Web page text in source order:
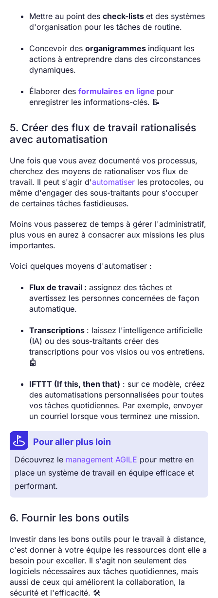
Mettre au point des check-lists et des systèmes
d'organisation pour les tâches de routine.
Concevoir des organigrammes indiquant les
actions à entreprendre dans des circonstances
dynamiques.
Élaborer des formulaires en ligne pour
enregistrer les informations-clés. 📝
5. Créer des flux de travail rationalisés
avec automatisation
Une fois que vous avez documenté vos processus,
cherchez des moyens de rationaliser vos flux de
travail. Il peut s'agir d'automatiser les protocoles, ou
même d'engager des sous-traitants pour s'occuper
de certaines tâches fastidieuses.
Moins vous passerez de temps à gérer l'administratif,
plus vous en aurez à consacrer aux missions les plus
importantes.
Voici quelques moyens d'automatiser :
Flux de travail : assignez des tâches et
avertissez les personnes concernées de façon
automatique.
Transcriptions : laissez l'intelligence artificielle
(IA) ou des sous-traitants créer des
transcriptions pour vos visios ou vos entretiens.
🤖
IFTTT (If this, then that) : sur ce modèle, créez
des automatisations personnalisées pour toutes
vos tâches quotidiennes. Par exemple, envoyer
un courriel lorsque vous terminez une mission.
Pour aller plus loin
Découvrez le management AGILE pour mettre en
place un système de travail en équipe efficace et
performant.
6. Fournir les bons outils
Investir dans les bons outils pour le travail à distance,
c'est donner à votre équipe les ressources dont elle a
besoin pour exceller. Il s'agit non seulement des
logiciels nécessaires aux tâches quotidiennes, mais
aussi de ceux qui améliorent la collaboration, la
sécurité et l'efficacité. 🛠️